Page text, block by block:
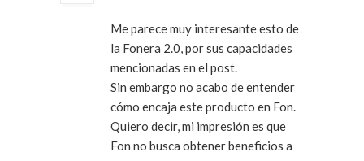
Me parece muy interesante esto de
la Fonera 2.0, por sus capacidades
mencionadas en el post.
Sin embargo no acabo de entender
cómo encaja este producto en Fon.
Quiero decir, mi impresión es que
Fon no busca obtener beneficios a